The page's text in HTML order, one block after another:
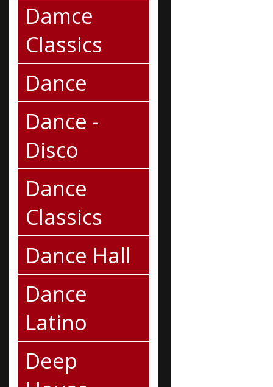
Damce
Classics
Dance
Dance -
Disco
Dance
Classics
Dance Hall
Dance
Latino
Deep